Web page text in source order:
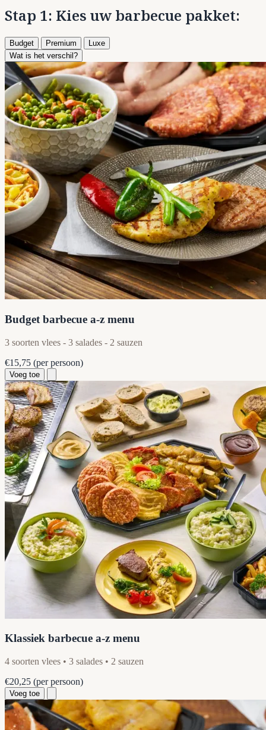
Stap 1: Kies uw barbecue pakket:
Budget Premium
Luxe
Wat is het verschil?
Budget barbecue a-z menu
3 soorten vlees - 3 salades - 2 sauzen
€15,75 (per persoon)
Voeg toe
Klassiek barbecue a-z menu
4 soorten vlees • 3 salades • 2 sauzen
€20,25 (per persoon)
Voeg toe